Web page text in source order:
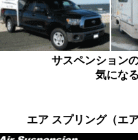
サスペンション
気にな
エア スプリング（エ